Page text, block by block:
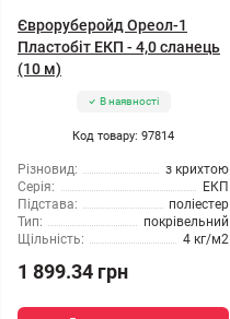
Євроруберойд Ореол-1
Пластобіт ЕКП - 4,0 сланець
(10 м)
В наявності
Код товару: 97814
Різновид:
з крихтою
Серія:
ЕКП
Підстава:
поліестер
Тип:
покрівельний
Щільність:
4 кг/м2
1 899.34 грн